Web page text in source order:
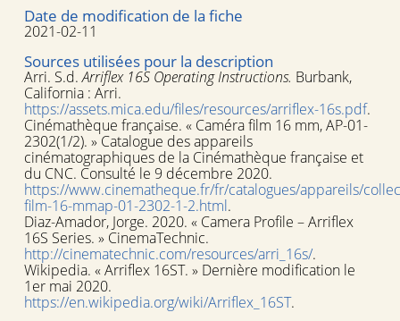
Date de modification de la fiche
2021-02-11
Sources utilisées pour la description
Arri. S.d.Arriflex 16S Operating Instructions. Burbank,
California : Arri.
https://assets.mica.edu/files/resources/arriflex-16s.pdf.
Cinémathèque française. « Caméra film 16 mm, AP-01-
2302(1/2). » Catalogue des appareils
cinématographiques de la Cinémathèque française et
du CNC. Consulté le 9 décembre 2020.
https://www.cinematheque.fr/fr/catalogues/appareils/
film-16-mmap-01-2302-1-2.html.
Diaz-Amador, Jorge. 2020. « Camera Profile – Arriflex
16S Series. » CinemaTechnic.
http://cinematechnic.com/resources/arri_16s/.
Wikipedia. « Arriflex 16ST. » Dernière modification le
1er mai 2020.
https://en.wikipedia.org/wiki/Arriflex_16ST.